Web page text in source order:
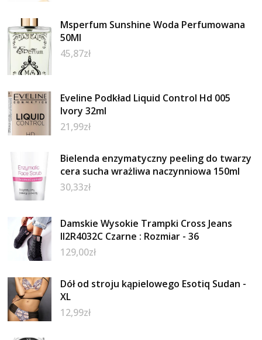
Msperfum Sunshine Woda Perfumowana
50Ml
45,87zł
Eveline Podkład Liquid Control Hd 005
Ivory 32ml
21,99zł
Bielenda enzymatyczny peeling do twarzy
cera sucha wrażliwa naczynniowa 150ml
30,33zł
Damskie Wysokie Trampki Cross Jeans
II2R4032C Czarne : Rozmiar - 36
129,00zł
Dół od stroju kąpielowego Esotiq Sudan -
XL
12,99zł